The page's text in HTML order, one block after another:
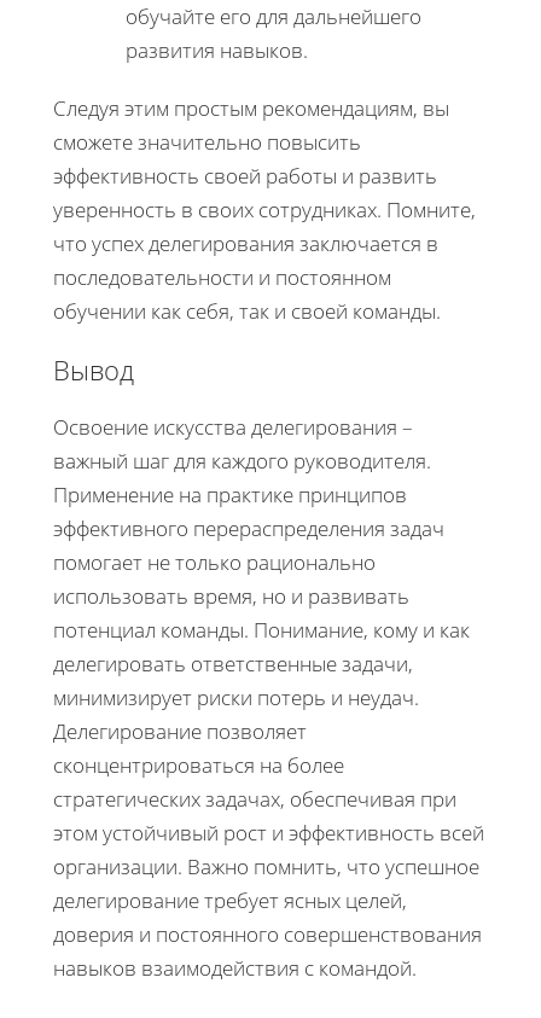
обучайте его для дальнейшего
развития навыков.
Следуя этим простым рекомендациям, вы
сможете значительно повысить
эффективность своей работы и развить
уверенность в своих сотрудниках. Помните,
что успех делегирования заключается в
последовательности и постоянном
обучении как себя, так и своей команды.
Вывод
Освоение искусства делегирования –
важный шаг для каждого руководителя.
Применение на практике принципов
эффективного перераспределения задач
помогает не только рационально
использовать время, но и развивать
потенциал команды. Понимание, кому и как
делегировать ответственные задачи,
минимизирует риски потерь и неудач.
Делегирование позволяет
сконцентрироваться на более
стратегических задачах, обеспечивая при
этом устойчивый рост и эффективность всей
организации. Важно помнить, что успешное
делегирование требует ясных целей,
доверия и постоянного совершенствования
навыков взаимодействия с командой.